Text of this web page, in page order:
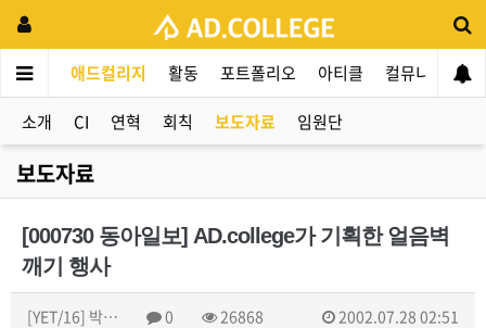
애드컬리지 활동 포트폴리오 아티클 컬뮤니티
소개 CI 연혁 회칙 보도자료 임원단
보도자료
[000730 동아일보] AD.college가 기획한 얼음벽
깨기 행사
[YET/16] 박… 0 26868 2002.07.28 02:51